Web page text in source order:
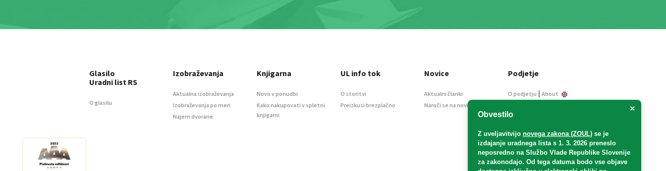
×
Obvestilo
Z uveljavitvijo novega zakona (ZOUL) se je
izdajanje uradnega lista s 1. 3. 2026 preneslo
neposredno na Službo Vlade Republike Slovenije
za zakonodajo. Od tega datuma bodo vse objave
Glasilo
Uradni list RS
O glasilu
Izobraževanja
Aktualna izobraževanja
Izobraževanja po meri
Najem dvorane
Knjigarna
Novo v ponudbi
Kako nakupovati v spletni
knjigarni
UL info tok
O storitvi
Preizkusi brezplačno
Novice
Aktualni članki
Naroči se na novice
Podjetje
O podjetju | About
Informacije javnega
Oglaševanje
Splošni pogoji
Izjava o varstvu osebnih